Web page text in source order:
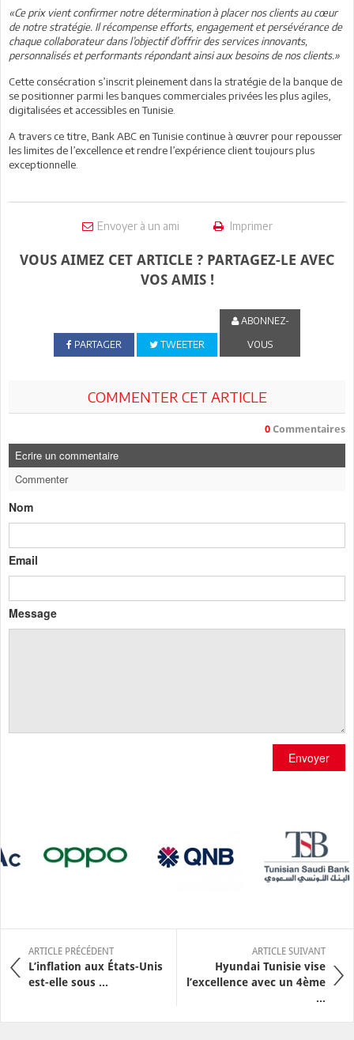
«Ce prix vient confirmer notre détermination à placer nos clients au cœur
de notre stratégie. Il récompense efforts, engagement et persévérance de
chaque collaborateur dans l’objectif d’offrir des services innovants,
personnalisés et performants répondant ainsi aux besoins de nos clients.»
Cette consécration s’inscrit pleinement dans la stratégie de la banque de
se positionner parmi les banques commerciales privées les plus agiles,
digitalisées et accessibles en Tunisie.
A travers ce titre, Bank ABC en Tunisie continue à œuvrer pour repousser
les limites de l’excellence et rendre l’expérience client toujours plus
exceptionnelle.
Envoyer à un ami Imprimer
VOUS AIMEZ CET ARTICLE ? PARTAGEZ-LE AVEC
VOS AMIS !
PARTAGER TWEETER
ABONNEZ-
VOUS
COMMENTER CET ARTICLE
0 Commentaires
Ecrire un commentaire
Commenter
Nom
Email
Message
Envoyer
ARTICLE PRÉCÉDENT
L’inflation aux États-Unis
est-elle sous ...
ARTICLE SUIVANT
Hyundai Tunisie vise
l’excellence avec un 4ème
...